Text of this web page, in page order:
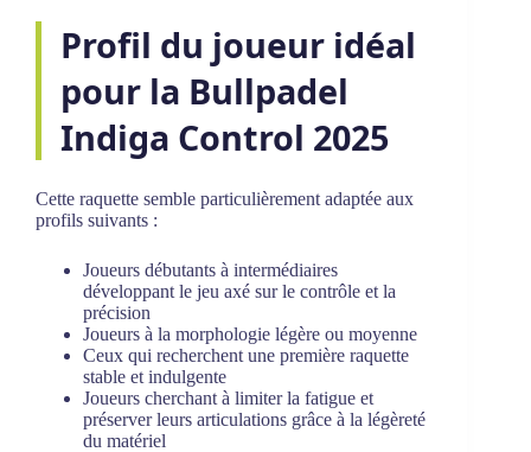
Profil du joueur idéal
pour la Bullpadel
Indiga Control 2025
Cette raquette semble particulièrement adaptée aux
profils suivants :
Joueurs débutants à intermédiaires
développant le jeu axé sur le contrôle et la
précision
Joueurs à la morphologie légère ou moyenne
Ceux qui recherchent une première raquette
stable et indulgente
Joueurs cherchant à limiter la fatigue et
préserver leurs articulations grâce à la légèreté
du matériel